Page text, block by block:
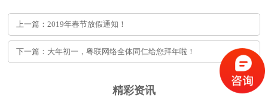
上一篇：2019年春节放假通知！
下一篇：大年初一，粤联网络全体同仁给您拜年啦！
精彩资讯